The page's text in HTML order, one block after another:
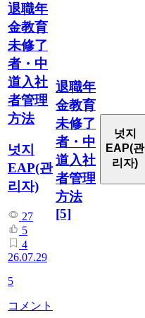
退職年
金教育
未修了
者・中
道入社
者管理
方法
넛지
EAP(관
리자)
27
5
4
26.07.29
5
コメント
退職年
金教育
未修了
者・中
道入社
者管理
方法
[5]
넛지
EAP(관
리자)